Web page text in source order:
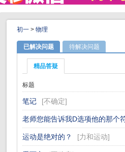
初一 > 物理
已解决问题 待解决问题
精品答疑
标题
笔记 [不确定]
老师您能告诉我D选项他的那个
运动是绝对的？ [力和运动]